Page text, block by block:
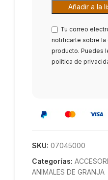
Tu correo
notificarte sobre
producto. Puedes
política de
SKU: 07045000
Categorías:
ANIMALES DE GRANJA